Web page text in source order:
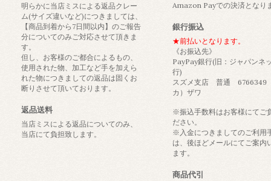
明らかに当店ミスによる返品クレー
ム(サイズ違いなど)につきましては、
【商品到着から7日間以内】のご報告
分についてのみご対応させて頂きま
す。
但し、お客様のご都合によるもの、
使用された物、加工など手を加えら
れた物につきましての返品は固くお
断りさせて頂いております。
返品送料
当店ミスによる返品についてのみ、
当店にて負担致します。
Amazon Payでの決済となり
銀行振込
★前払いとなります。
《お振込先》
PayPay銀行(旧：ジャパンネ
行)
スズメ支店 普通 6766349
カ）ザワ
※振込手数料はお客様にてご
ださい。
※入金につきましてのご利用
は、後ほどメールにてご案内
ます。
商品代引